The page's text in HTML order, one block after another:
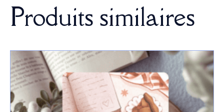
Produits similaires